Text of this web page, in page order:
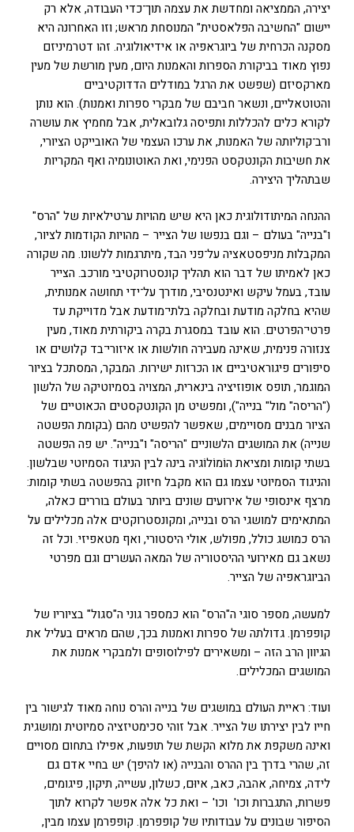
יצירה, הממציאה ומחדשת את עצמה תוך־כדי העבודה, אלא רק
יישום "החשיבה הפלאסטית" המנוסחת מראש; וזו האחרונה היא
מסקנה הכרחית של ביוגראפיה או אידיאולוגיה. זהו דטרמיניזם
נפוץ מאוד בביקורת הספרות והאמנות היום, מעין מורשת של מעין
מארקסיזם (שפשט את הרגל במודלים הדדוקטיביים
והטוטאליים, ונשאר חביבם של מבקרי ספרות ואמנות). הוא נותן
לקורא כלים להכללות ותפיסה גלובאלית, אבל מחמיץ את עושרה
ורב־קוליותה של האמנות, את ערכו העצמי של האובייקט הציורי,
את חשיבות הקונטקסט הפנימי, ואת האוטונומיה ואף המקריות
שבתהליך היצירה.
ההנחה המיתודולוגית כאן היא שיש מהויות ערטילאיות של "הרס"
ו"בנייה" בעולם – וגם בנפשו של הצייר – מהויות הקודמות לציור,
המקבלות מניפסטאציה על־פני הבד, מיתרגמות ללשונו. מה שקורה
כאן לאמיתו של דבר הוא תהליך קונסטרוקטיבי מורכב. הצייר
עובד, בעמל עיקש ואינטנסיבי, מודרך על־ידי תחושה אמנותית,
שהיא בחלקה מודעת ובחלקה בלתי־מודעת אבל מדוייקת עד
פרטי־הפרטים. הוא עובד במסגרת בקרה ביקורתית מאוד, מעין
צנזורה פנימית, שאינה מעבירה חולשות או איזורי־בד קלושים או
סיפורים פיגוראטיביים או הכרזות ישירות. המבקר, המסתכל בציור
המוגמר, תופס אופוזיציה בינארית, המצויה בסמיוטיקה של הלשון
("הריסה" מול" בנייה"), ומפשיט מן הקונטקסטים הכאוטיים של
הציור מבנים מסויימים, שאפשר להפשיט מהם (בקומת הפשטה
שנייה) את המושגים הלשוניים "הריסה" ו"בנייה". יש פה הפשטה
בשתי קומות ומציאת הוֹמוֹלוֹגיה בינה לבין הניגוד הסמיוטי שבלשון.
והניגוד הסמיוטי עצמו גם הוא מקבל חיזוק בהפשטה בשתי קומות:
מרצף אינסופי של אירועים שונים ביותר בעולם בוררים כאלה,
המתאימים למושגי הרס ובנייה, ומקונסטרוקטים אלה מכלילים על
הרס כמושג כולל, מפולש, אולי היסטורי, ואף מטאפיזי. וכל זה
נשאב גם מאירועי ההיסטוריה של המאה העשרים וגם מפרטי
הביוגראפיה של הצייר.
למעשה, מספר סוגי ה"הרס" הוא כמספר גוני ה"סגול" בציוריו של
קופפרמן. גדולתה של ספרות ואמנות בכך, שהם מראים בעליל את
הגיוון הרב הזה – ומשאירים לפילוסופים ולמבקרי אמנות את
המושגים המכלילים.
ועוד: ראיית העולם במושגים של בנייה והרס נוחה מאוד לגישור בין
חייו לבין יצירתו של הצייר. אבל זוהי סכימטיזציה סמיוטית ומושגית
ואינה משקפת את מלוא הקשת של תופעות, אפילו בתחום מסויים
זה, שהרי בדרך בין ההרס והבנייה (או להיפך) יש בחיי אדם גם
לידה, צמיחה, אהבה, כאב, איוּם, כשלון, עשייה, תיקון, פיגומים,
פשרות, התגברות וכו' וכו' – ואת כל אלה אפשר לקרוא לתוך
הסיפור שבונים על עבודותיו של קופפרמן. קופפרמן עצמו מבין,